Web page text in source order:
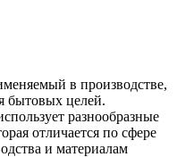
в производстве,
бытовых целей.
разнообразные
отличается по сфере
и материалам